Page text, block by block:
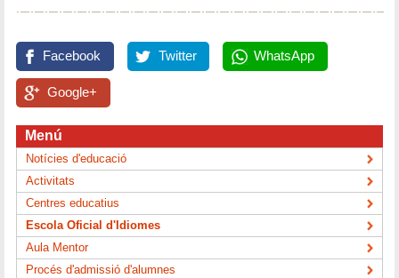
Facebook Twitter WhatsApp
Google+
Menú
Notícies d'educació
Activitats
Centres educatius
Escola Oficial d'Idiomes
Aula Mentor
Procés d'admissió d'alumnes